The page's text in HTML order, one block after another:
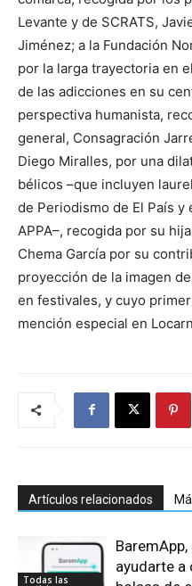
Levante y de SCRATS,
Jiménez; a la Fundación
por la larga trayectoria en
de las adicciones en su
perspectiva humanista,
general, Consagración
Diego Miralles, por una
bélicos –que incluyen
de Periodismo de El País
APPA–, recogida por su
Chema García por su
proyección de la imagen
en festivales, y cuyo
mención especial en
Artículos relacionados
Todas las
ayudarte a